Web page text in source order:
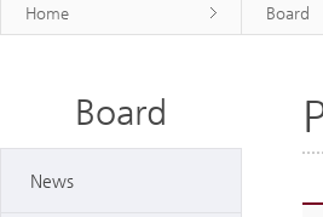
Home Board
Board
News